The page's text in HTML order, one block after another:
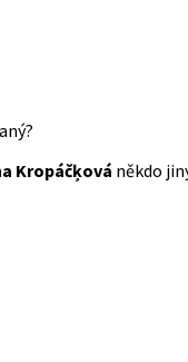
Kropáčķová někdo